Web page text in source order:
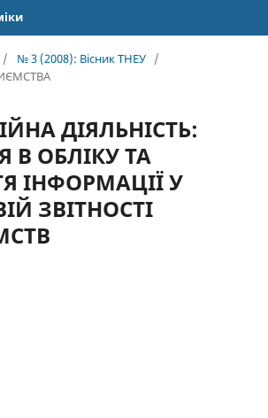
/ № 3 (2008): Вісник ТНЕУ /
ДІЯЛЬНІСТЬ:
В ОБЛІКУ ТА
ІНФОРМАЦІЇ У
ЗВІТНОСТІ